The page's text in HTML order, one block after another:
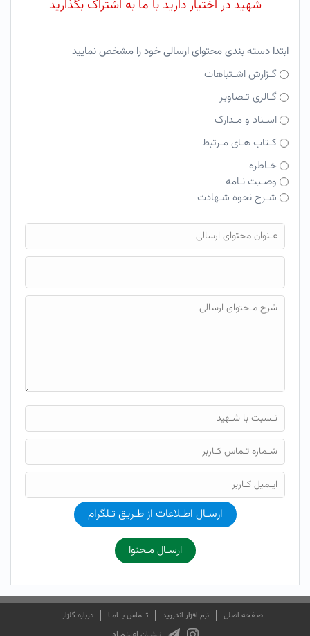
شهید در اختیار دارید با ما به اشتراک بگذارید
ابتدا دسته بندی محتوای ارسالی خود را مشخص نمایید
گـزارش اشـتباهات
گـالری تـصاویر
اسـناد و مـدارک
کـتاب هـای مـرتبط
خـاطره
وصـیت نـامه
شـرح نحوه شـهادت
فایل محتوای ارسالی
ارسـال اطـلاعات از طـریق تـلگرام
ارسـال مـحتوا
صـفحه اصلی نرم افزار اندروید تــماس بــامـا درباره گلزار